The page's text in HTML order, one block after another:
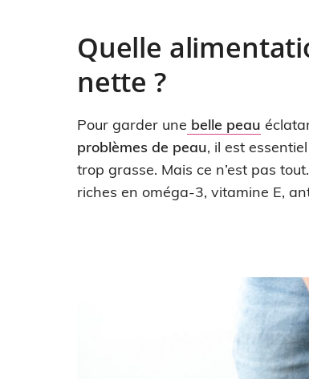
Quelle
nette ?
Pour garder une belle peau
problèmes de peau, il est
trop grasse. Mais ce n’est pas
riches en oméga-3, vitamine E,